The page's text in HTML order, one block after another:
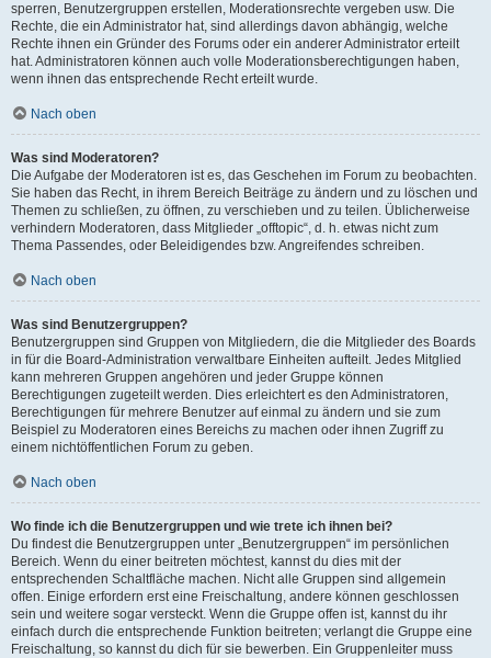
sperren, Benutzergruppen erstellen, Moderationsrechte vergeben usw. Die
Rechte, die ein Administrator hat, sind allerdings davon abhängig, welche
Rechte ihnen ein Gründer des Forums oder ein anderer Administrator erteilt
hat. Administratoren können auch volle Moderationsberechtigungen haben,
wenn ihnen das entsprechende Recht erteilt wurde.
Nach oben
Was sind Moderatoren?
Die Aufgabe der Moderatoren ist es, das Geschehen im Forum zu beobachten.
Sie haben das Recht, in ihrem Bereich Beiträge zu ändern und zu löschen und
Themen zu schließen, zu öffnen, zu verschieben und zu teilen. Üblicherweise
verhindern Moderatoren, dass Mitglieder „offtopic“, d. h. etwas nicht zum
Thema Passendes, oder Beleidigendes bzw. Angreifendes schreiben.
Nach oben
Was sind Benutzergruppen?
Benutzergruppen sind Gruppen von Mitgliedern, die die Mitglieder des Boards
in für die Board-Administration verwaltbare Einheiten aufteilt. Jedes Mitglied
kann mehreren Gruppen angehören und jeder Gruppe können
Berechtigungen zugeteilt werden. Dies erleichtert es den Administratoren,
Berechtigungen für mehrere Benutzer auf einmal zu ändern und sie zum
Beispiel zu Moderatoren eines Bereichs zu machen oder ihnen Zugriff zu
einem nichtöffentlichen Forum zu geben.
Nach oben
Wo finde ich die Benutzergruppen und wie trete ich ihnen bei?
Du findest die Benutzergruppen unter „Benutzergruppen“ im persönlichen
Bereich. Wenn du einer beitreten möchtest, kannst du dies mit der
entsprechenden Schaltfläche machen. Nicht alle Gruppen sind allgemein
offen. Einige erfordern erst eine Freischaltung, andere können geschlossen
sein und weitere sogar versteckt. Wenn die Gruppe offen ist, kannst du ihr
einfach durch die entsprechende Funktion beitreten; verlangt die Gruppe eine
Freischaltung, so kannst du dich für sie bewerben. Ein Gruppenleiter muss